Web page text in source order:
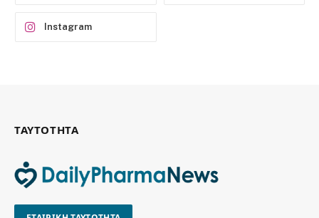
Instagram
ΤΑΥΤΟΤΗΤΑ